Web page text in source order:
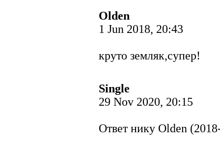
Olden
1 Jun 2018, 20:43
круто земляк,супер!
Single
29 Nov 2020, 20:15
Ответ нику Olden